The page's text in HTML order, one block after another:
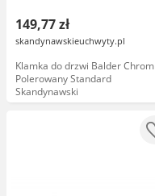
149,77 zł
skandynawskieuchwyty.pl
Klamka do drzwi Balder Chrom
Polerowany Standard
Skandynawski